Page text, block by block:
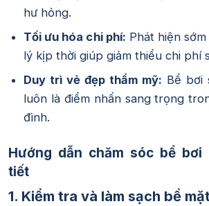
hư hỏng.
Tối ưu hóa chi phí: Phát hiện
lý kịp thời giúp giảm thiểu chi phí
Duy trì vẻ đẹp thẩm mỹ: Bể bơi
luôn là điểm nhấn sang trọng
đình.
Hướng dẫn chăm sóc bể bơi
tiết
1. Kiểm tra và làm sạch bề